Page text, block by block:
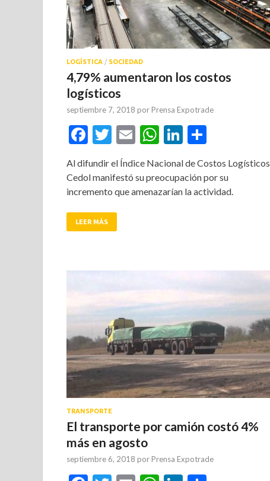
LOGÍSTICA / SOCIEDAD
4,79% aumentaron los costos
logísticos
septiembre 7, 2018 por Prensa Expotrade
Facebook
Twitter
EmailWhatsApp
LinkedIn
Al difundir el Índice Nacional de Costos Logísticos,
Cedol manifestó su preocupación por su
incremento que amenazarían la actividad.
LEER MÁS
TRANSPORTE
El transporte por camión costó 4%
más en agosto
septiembre 6, 2018 por Prensa Expotrade